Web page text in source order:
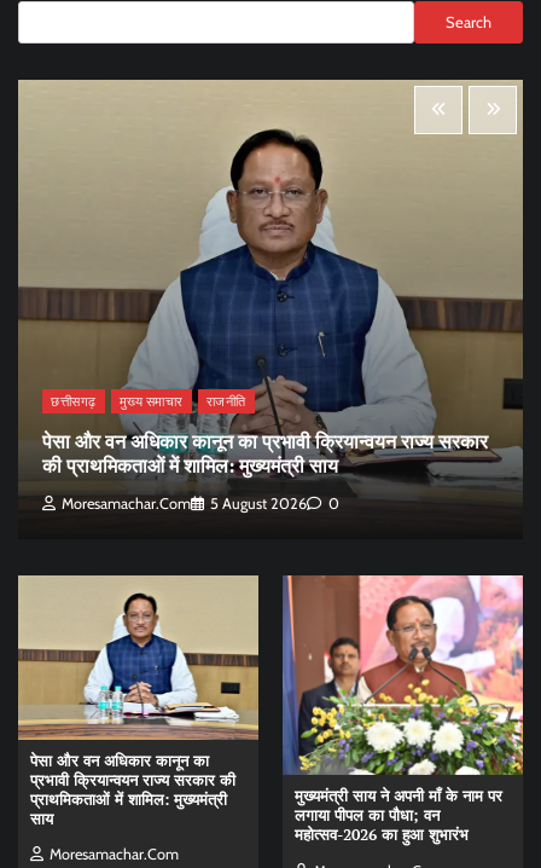
Search
छत्तीसगढ़ मुख्य समाचार राजनीति
पेसा और वन अधिकार कानून का प्रभावी क्रियान्वयन राज्य सरकार
की प्राथमिकताओं में शामिल: मुख्यमंत्री साय
Moresamachar.com 5 August 2026 0
पेसा और वन अधिकार कानून का
प्रभावी क्रियान्वयन राज्य सरकार की
प्राथमिकताओं में शामिल: मुख्यमंत्री
साय
Moresamachar.com
मुख्यमंत्री साय ने अपनी माँ के नाम पर
लगाया पीपल का पौधा; वन
महोत्सव-2026 का हुआ शुभारंभ